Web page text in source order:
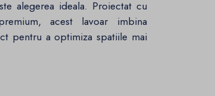
alegerea ideala. Proiectat cu
acest lavoar imbina
pentru a optimiza spatiile mai